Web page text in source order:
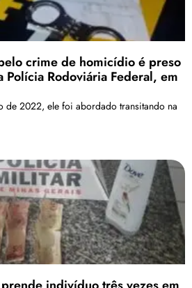
crime de homicídio é preso
Polícia Rodoviária Federal, em
de 2022, ele foi abordado transitando na